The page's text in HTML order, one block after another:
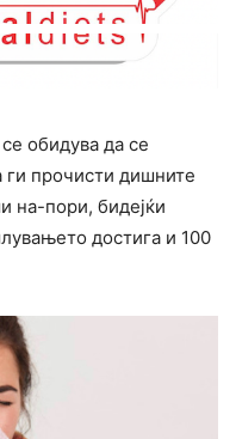
обидува да се
ги прочисти дишните
на-пори, бидејќи
достига и 100